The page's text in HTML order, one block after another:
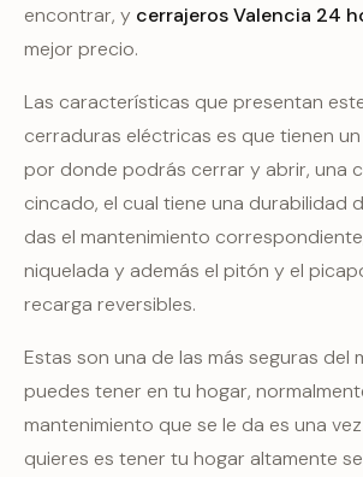
encontrar, y cerrajeros Valencia 24
mejor precio.
Las características que presentan
cerraduras eléctricas es que tienen
por donde podrás cerrar y abrir, una
cincado, el cual tiene una durabilidad
das el mantenimiento
niquelada y además el pitón y el
recarga reversibles.
Estas son una de las más seguras del
puedes tener en tu hogar,
mantenimiento que se le da es una
quieres es tener tu hogar altamente